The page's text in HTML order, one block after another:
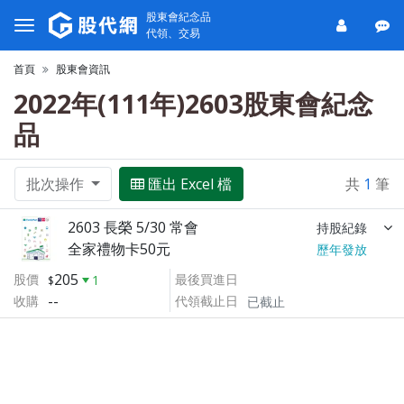
股東會紀念品
代領、交易
首頁 股東會資訊
2022年(111年)2603股東會紀念
品
批次操作 匯出 Excel 檔 共 1 筆
2603 長榮 5/30 常會 持股紀錄
全家禮物卡50元
歷年發放
股價
205
1
收購 --
最後買進日
代領截止日
已截止